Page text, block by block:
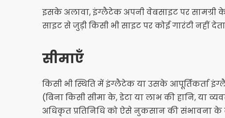
इसके अलावा, इंग्लैटेक अपनी वेबसाइट पर सामग्री
साइट से जुड़ी किसी भी साइट पर कोई गारंटी नहीं
सीमाएँ
किसी भी स्थिति में इंग्लैटेक या उसके आपूर्तिकर्ता
(बिना किसी सीमा के, डेटा या लाभ की हानि, या
अधिकृत प्रतिनिधि को ऐसे नुकसान की संभावना के